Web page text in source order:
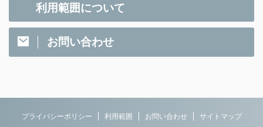
利用範囲について
お問い合わせ
プライバシーポリシー 利用範囲 お問い合わせ サイトマップ